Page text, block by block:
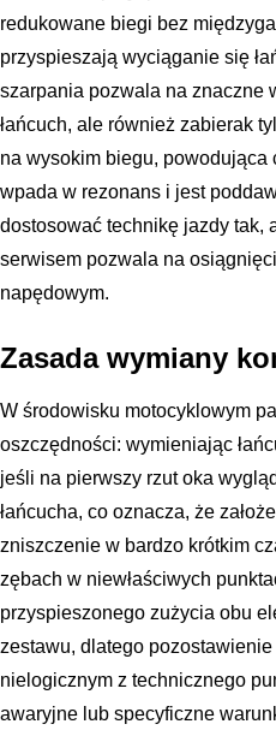
redukowane biegi bez
przyspieszają wyciąganie się
szarpania pozwala na znaczne
łańcuch, ale również zabierak
na wysokim biegu, powodująca
wpada w rezonans i jest
dostosować technikę jazdy tak,
serwisem pozwala na
napędowym.
Zasada wymiany
W środowisku motocyklowym
oszczędności: wymieniając
jeśli na pierwszy rzut oka
łańcucha, co oznacza, że
zniszczenie w bardzo krótkim
zębach w niewłaściwych
przyspieszonego zużycia obu
zestawu, dlatego
nielogicznym z technicznego
awaryjne lub specyficzne